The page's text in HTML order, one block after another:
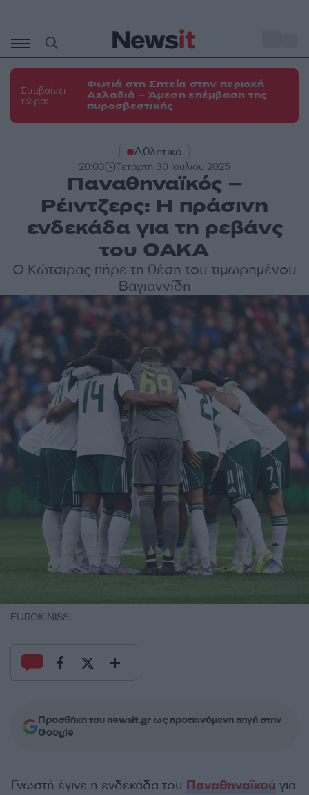
περιεχόμενο
Συμβαίνει
τώρα:
Φωτιά στη Σητεία στην περιοχή
Αχλαδιά – Άμεση επέμβαση της
πυροσβεστικής
Αθλητικά
20:03 Τετάρτη 30 Ιουλίου 2025
Παναθηναϊκός –
Ρέιντζερς: Η πράσινη
ενδεκάδα για τη ρεβάνς
του ΟΑΚΑ
Ο Κώτσιρας πήρε τη θέση του τιμωρημένου
Βαγιαννίδη
EUROKINISSI
Προσθήκη του newsit.gr ως προτεινόμενη πηγή στην
Google
Γνωστή έγινε η ενδεκάδα του Παναθηναϊκού για